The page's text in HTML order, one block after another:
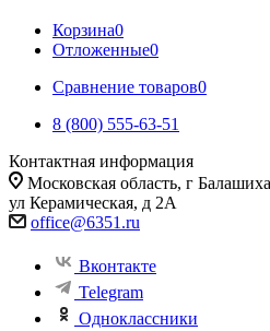
Корзина0
Отложенные0
Сравнение товаров0
8 (800) 555-63-51
Контактная информация
Московская область, г
ул Керамическая, д 2А
office@6351.ru
Вконтакте
Telegram
Одноклассники